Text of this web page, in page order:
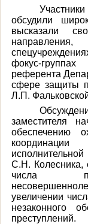
обсудили
высказали
фокус-
референта
сфере защиты
Л.П.
заместителя
обеспечению
С.Н. Колесника,
числа
увеличении
незаконного
преступлений.